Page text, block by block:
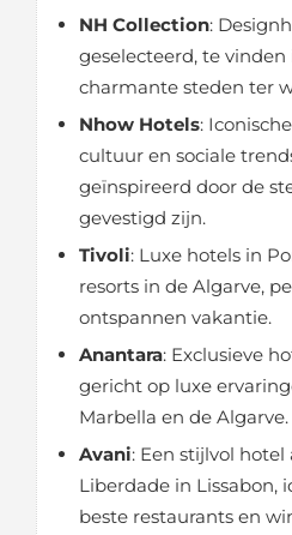
NH Collection:
geselecteerd, te
charmante steden ter
Nhow Hotels:
cultuur en sociale
geïnspireerd door de
gevestigd zijn.
Tivoli: Luxe hotels in
resorts in de Algarve,
ontspannen vakantie.
Anantara: Exclusieve
gericht op luxe
Marbella en de Algarve.
Avani: Een stijlvol
Liberdade in Lissabon,
beste restaurants en